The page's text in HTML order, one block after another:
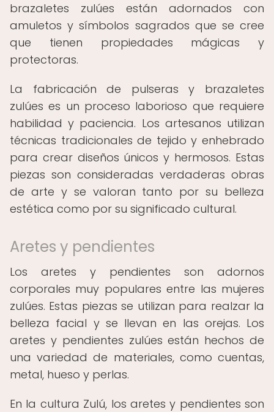
brazaletes zulúes están adornados con
amuletos y símbolos sagrados que se cree
que tienen propiedades mágicas y
protectoras.
La fabricación de pulseras y brazaletes
zulúes es un proceso laborioso que requiere
habilidad y paciencia. Los artesanos utilizan
técnicas tradicionales de tejido y enhebrado
para crear diseños únicos y hermosos. Estas
piezas son consideradas verdaderas obras
de arte y se valoran tanto por su belleza
estética como por su significado cultural.
Aretes y pendientes
Los aretes y pendientes son adornos
corporales muy populares entre las mujeres
zulúes. Estas piezas se utilizan para realzar la
belleza facial y se llevan en las orejas. Los
aretes y pendientes zulúes están hechos de
una variedad de materiales, como cuentas,
metal, hueso y perlas.
En la cultura Zulú, los aretes y pendientes son